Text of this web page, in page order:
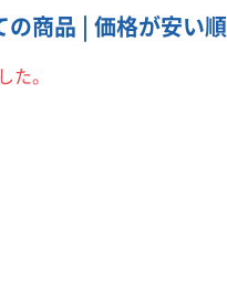
の商品 | 価格が安い順
た。